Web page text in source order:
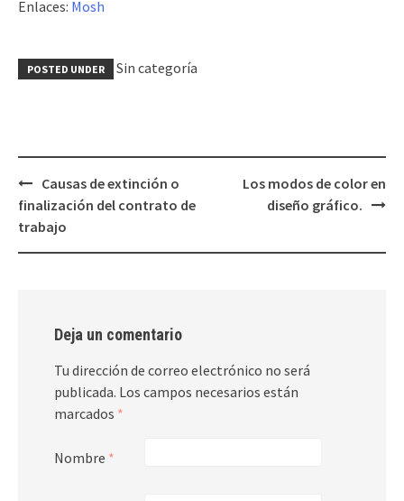
Enlaces: Mosh
POSTED UNDER Sin categoría
Post
navigation
Causas de extinción o
finalización del contrato de
trabajo
Los modos de color en
diseño gráfico.
Deja un comentario
Tu dirección de correo electrónico no será
publicada. Los campos necesarios están
marcados *
Nombre *